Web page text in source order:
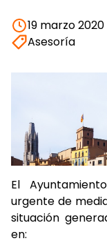
19 marzo 2020
Asesoría
El
urgente de
situación
en: